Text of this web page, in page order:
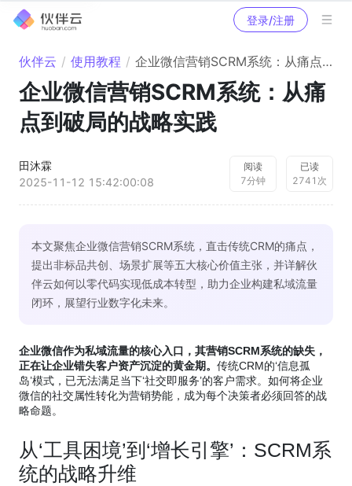
登录/注册
伙伴云 / 使用教程 / 企业微信营销SCRM系统：从痛点到破局的战略实践
企业微信营销SCRM系统：从痛
点到破局的战略实践
田沐霖
2025-11-12 15:42:00:08
阅读
7分钟
已读
2741 次
本文聚焦企业微信营销SCRM系统，直击传统CRM的痛点，
提出非标品共创、场景扩展等五大核心价值主张，并详解伙
伴云如何以零代码实现低成本转型，助力企业构建私域流量
闭环，展望行业数字化未来。
企业微信作为私域流量的核心入口，其营销SCRM系统的缺失，
正在让企业错失客户资产沉淀的黄金期。 传统CRM的‘信息孤
岛’模式，已无法满足当下‘社交即服务’的客户需求。如何将企业
微信的社交属性转化为营销势能，成为每个决策者必须回答的战
略命题。
从‘工具困境’到‘增长引擎’：SCRM系
统的战略升维